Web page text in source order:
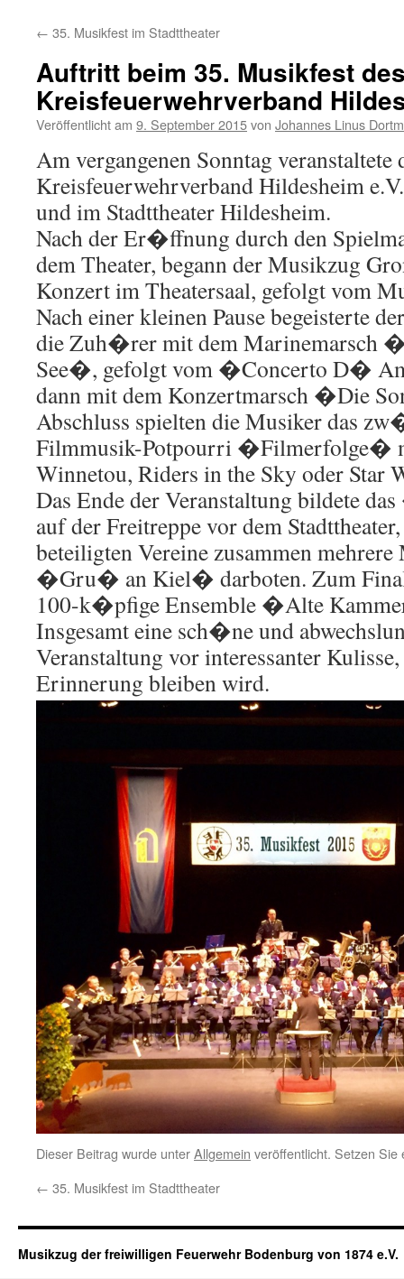
← 35. Musikfest im Stadttheater
Auftritt beim 35. Musikfest
Kreisfeuerwehrverband
Veröffentlicht am 9. September 2015von Johannes Linus
Am vergangenen Sonntag veranstaltete
Kreisfeuerwehrverband Hildesheim
und im Stadttheater Hildesheim.
Nach der Er�ffnung durch den
dem Theater, begann der Musikzug
Konzert im Theatersaal, gefolgt vom
Nach einer kleinen Pause begeisterte
die Zuh�rer mit dem Marinemarsch
See�, gefolgt vom �Concerto D�
dann mit dem Konzertmarsch �Die
Abschluss spielten die Musiker das
Filmmusik-Potpourri �Filmerfolge�
Winnetou, Riders in the Sky oder Star
Das Ende der Veranstaltung bildete
auf der Freitreppe vor dem
beteiligten Vereine zusammen
�Gru� an Kiel� darboten. Zum
100-k�pfige Ensemble �Alte
Insgesamt eine sch�ne und
Veranstaltung vor interessanter
Erinnerung bleiben wird.
Dieser Beitrag wurde unterAllgemein veröffentlicht. Setzen
← 35. Musikfest im Stadttheater
Musikzug der freiwilligen Feuerwehr Bodenburg von 1874 e.V.